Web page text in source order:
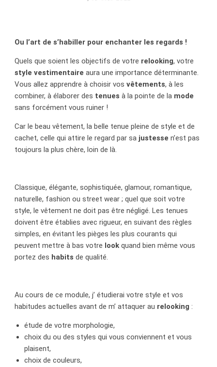
Ou l’art de s’habiller pour enchanter les regards !
Quels que soient les objectifs de votre relooking, votre
style vestimentaire aura une importance déterminante.
Vous allez apprendre à choisir vos vêtements, à les
combiner, à élaborer des tenues à la pointe de la mode
sans forcément vous ruiner !
Car le beau vêtement, la belle tenue pleine de style et de
cachet, celle qui attire le regard par sa justesse n’est pas
toujours la plus chère, loin de là.
Classique, élégante, sophistiquée, glamour, romantique,
naturelle, fashion ou street wear ; quel que soit votre
style, le vêtement ne doit pas être négligé. Les tenues
doivent être établies avec rigueur, en suivant des règles
simples, en évitant les pièges les plus courants qui
peuvent mettre à bas votre look quand bien même vous
portez des habits de qualité.
Au cours de ce module, j’ étudierai votre style et vos
habitudes actuelles avant de m’ attaquer au relooking :
étude de votre morphologie,
choix du ou des styles qui vous conviennent et vous
plaisent,
choix de couleurs,